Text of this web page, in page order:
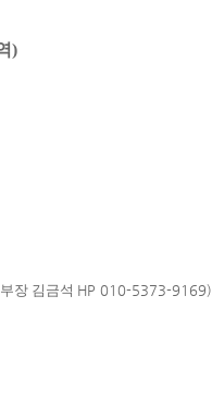
)
장 김금석 HP 010-5373-9169)